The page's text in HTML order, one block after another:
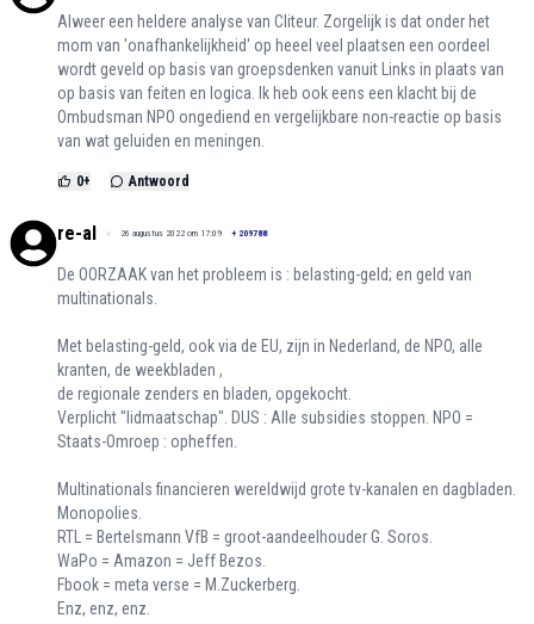
Alweer een heldere analyse van Cliteur. Zorgelijk is dat onder het
mom van 'onafhankelijkheid' op heeel veel plaatsen een oordeel
wordt geveld op basis van groepsdenken vanuit Links in plaats van
op basis van feiten en logica. Ik heb ook eens een klacht bij de
Ombudsman NPO ongediend en vergelijkbare non-reactie op basis
van wat geluiden en meningen.
0+ Antwoord
re-al 26 augustus 2022 om 17:09 + 209788
De OORZAAK van het probleem is : belasting-geld; en geld van
multinationals.
Met belasting-geld, ook via de EU, zijn in Nederland, de NPO, alle
kranten, de weekbladen ,
de regionale zenders en bladen, opgekocht.
Verplicht "lidmaatschap". DUS : Alle subsidies stoppen. NPO =
Staats-Omroep : opheffen.
Multinationals financieren wereldwijd grote tv-kanalen en dagbladen.
Monopolies.
RTL = Bertelsmann VfB = groot-aandeelhouder G. Soros.
WaPo = Amazon = Jeff Bezos.
Fbook = meta verse = M.Zuckerberg.
Enz, enz, enz.